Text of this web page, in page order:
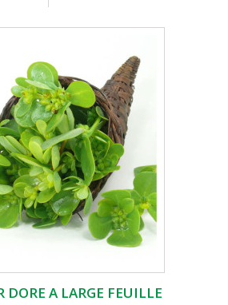
DORE A LARGE FEUILLE